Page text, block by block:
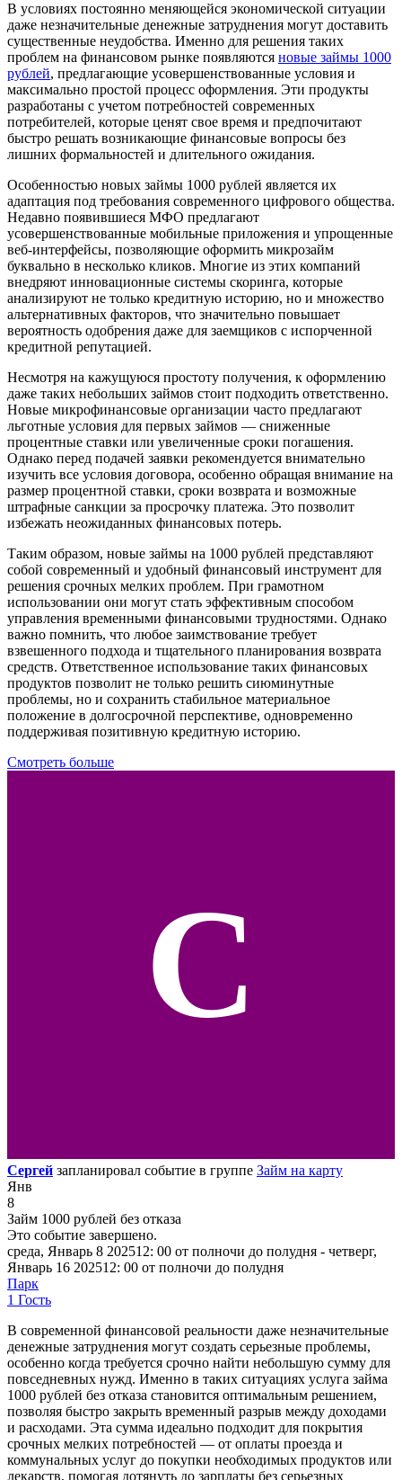
В условиях постоянно меняющейся экономической ситуации
даже незначительные денежные затруднения могут доставить
существенные неудобства. Именно для решения таких
проблем на финансовом рынке появляются новые займы 1000
рублей, предлагающие усовершенствованные условия и
максимально простой процесс оформления. Эти продукты
разработаны с учетом потребностей современных
потребителей, которые ценят свое время и предпочитают
быстро решать возникающие финансовые вопросы без
лишних формальностей и длительного ожидания.
Особенностью новых займы 1000 рублей является их
адаптация под требования современного цифрового общества.
Недавно появившиеся МФО предлагают
усовершенствованные мобильные приложения и упрощенные
веб-интерфейсы, позволяющие оформить микрозайм
буквально в несколько кликов. Многие из этих компаний
внедряют инновационные системы скоринга, которые
анализируют не только кредитную историю, но и множество
альтернативных факторов, что значительно повышает
вероятность одобрения даже для заемщиков с испорченной
кредитной репутацией.
Несмотря на кажущуюся простоту получения, к оформлению
даже таких небольших займов стоит подходить ответственно.
Новые микрофинансовые организации часто предлагают
льготные условия для первых займов — сниженные
процентные ставки или увеличенные сроки погашения.
Однако перед подачей заявки рекомендуется внимательно
изучить все условия договора, особенно обращая внимание на
размер процентной ставки, сроки возврата и возможные
штрафные санкции за просрочку платежа. Это позволит
избежать неожиданных финансовых потерь.
Таким образом, новые займы на 1000 рублей представляют
собой современный и удобный финансовый инструмент для
решения срочных мелких проблем. При грамотном
использовании они могут стать эффективным способом
управления временными финансовыми трудностями. Однако
важно помнить, что любое заимствование требует
взвешенного подхода и тщательного планирования возврата
средств. Ответственное использование таких финансовых
продуктов позволит не только решить сиюминутные
проблемы, но и сохранить стабильное материальное
положение в долгосрочной перспективе, одновременно
поддерживая позитивную кредитную историю.
Смотреть больше
С
Сергей запланировал событие в группе Займ на карту
Янв
8
Займ 1000 рублей без отказа
Это событие завершено.
среда, Январь 8 202512: 00 от полночи до полудня - четверг,
Январь 16 202512: 00 от полночи до полудня
Парк
1 Гость
В современной финансовой реальности даже незначительные
денежные затруднения могут создать серьезные проблемы,
особенно когда требуется срочно найти небольшую сумму для
повседневных нужд. Именно в таких ситуациях услуга займа
1000 рублей без отказа становится оптимальным решением,
позволяя быстро закрыть временный разрыв между доходами
и расходами. Эта сумма идеально подходит для покрытия
срочных мелких потребностей — от оплаты проезда и
коммунальных услуг до покупки необходимых продуктов или
лекарств, помогая дотянуть до зарплаты без серьезных